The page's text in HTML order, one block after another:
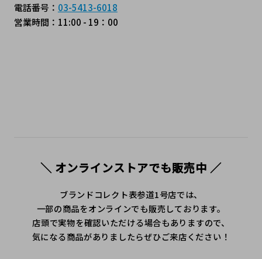
電話番号： 03-5413-6018
営業時間：11:00 - 19：00
＼ オンラインストアでも販売中 ／
ブランドコレクト表参道1号店では、
一部の商品をオンラインでも販売しております。
店頭で実物を確認いただける場合もありますので、
気になる商品がありましたらぜひご来店ください！